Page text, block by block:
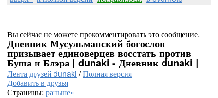
Вы сейчас не можете прокомментировать это сообщение.
Дневник Мусульманский богослов
призывает единоверцев восстать против
Буша и Блэра | dunaki - Дневник dunaki |
Лента друзей dunaki /Полная версия
Добавить в друзья
Страницы: раньше»